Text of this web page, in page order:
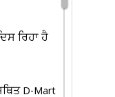
ਰਿਹਾ ਹੈ
D-Mart